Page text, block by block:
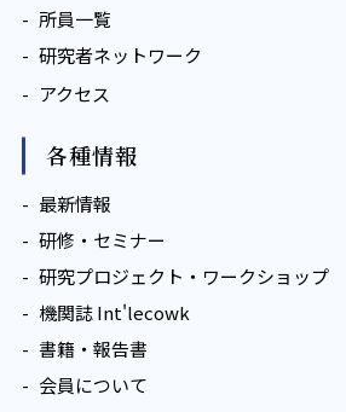
所員一覧
研究者ネットワーク
アクセス
各種情報
最新情報
研修・セミナー
研究プロジェクト・ワークショップ
機関誌 Int'lecowk
書籍・報告書
会員について